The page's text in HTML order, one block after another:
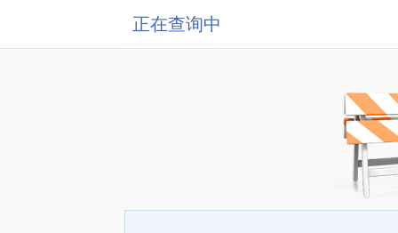
正在查询中